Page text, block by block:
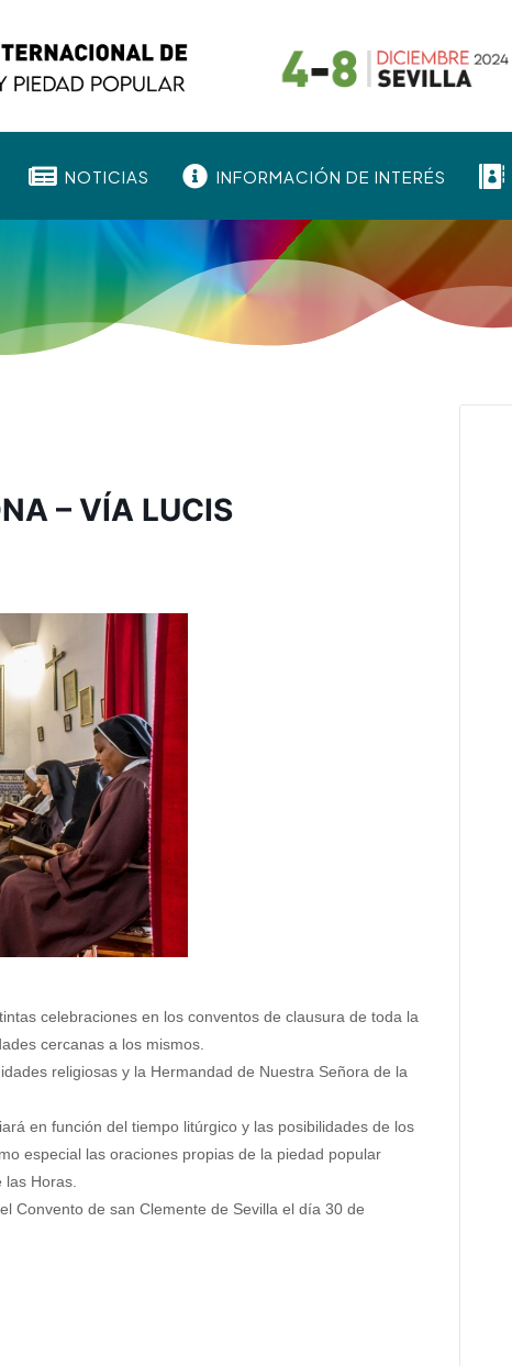
 NOTICIAS  INFORMACIÓN DE INTERÉS 
– VÍA LUCIS
celebraciones en los conventos de clausura de toda la
cercanas a los mismos.
religiosas y la Hermandad de Nuestra Señora de la
en función del tiempo litúrgico y las posibilidades de los
especial las oraciones propias de la piedad popular
Horas.
Convento de san Clemente de Sevilla el día 30 de